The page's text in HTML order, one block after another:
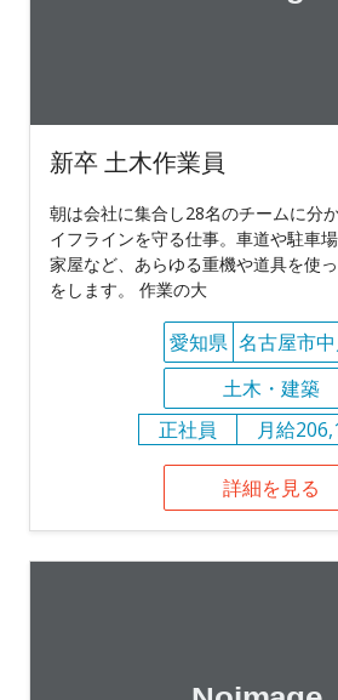
新卒 土木作業員
朝は会社に集合し28名のチームに分
イフラインを守る仕事。車道や駐車
家屋など、あらゆる重機や道具を使
をします。 作業の大
愛知県 名古屋市
土木・建築
正社員
月給
詳細を見る